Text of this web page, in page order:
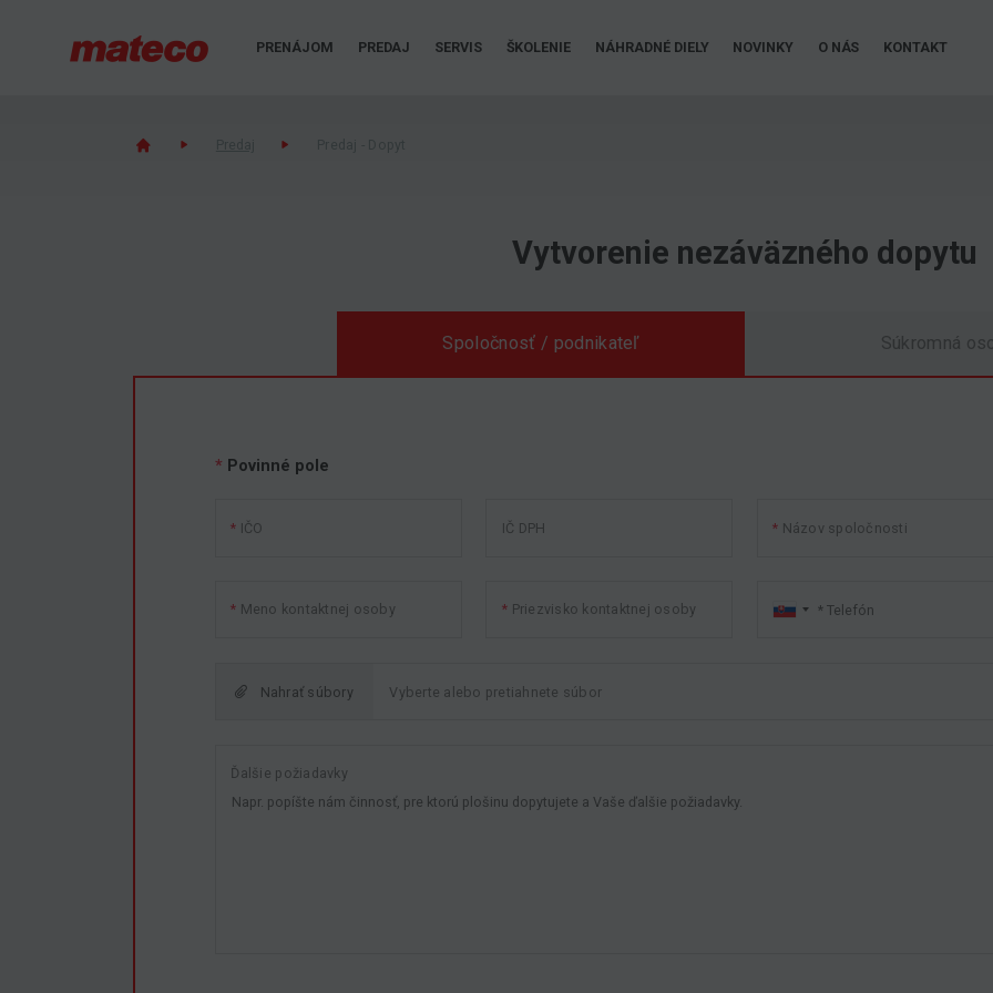
PRENÁJOM PREDAJ SERVIS ŠKOLENIE NÁHRADNÉ DIELY NOVINKY O NÁS KONTAKT
Vytvorenie nezáväzného dopytu
Spoločnosť / podnikateľ Súkromná
* Povinné pole
IČO IČ DPH Názov spoločnosti
Meno kontaktnej osoby Priezvisko kontaktnej osoby
Nahrať súbory
Ďalšie požiadavky